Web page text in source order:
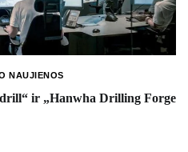
NAUJIENOS
ir „Hanwha Drilling Forge